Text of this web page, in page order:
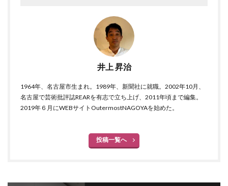
井上 昇治
1964年、名古屋市生まれ。1989年、新聞社に就職。2002年10月、
名古屋で芸術批評誌REARを有志で立ち上げ、2011年頃まで編集。
2019年６月にWEBサイトOutermostNAGOYAを始めた。
投稿一覧へ